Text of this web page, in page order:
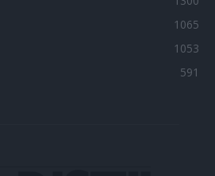
1065
1053
591